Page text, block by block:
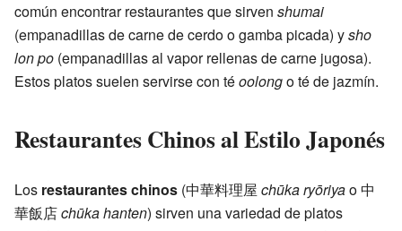
común encontrar restaurantes que sirven shumai
(empanadillas de carne de cerdo o gamba picada) ysho
lon po (empanadillas al vapor rellenas de carne jugosa).
Estos platos suelen servirse con téoolongo té de jazmín.
Restaurantes Chinos al Estilo Japonés
Los restaurantes chinos (中華料理屋 chūka ryōriyao 中
華飯店chūka hanten) sirven una variedad de platos